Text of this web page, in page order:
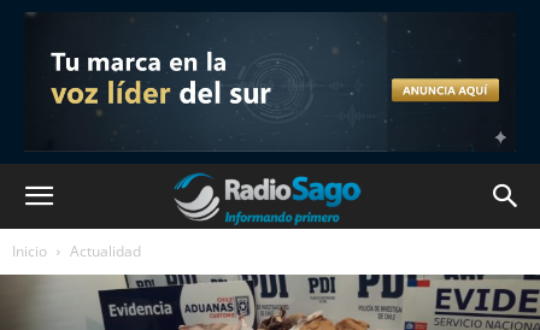
Inicio Actualidad